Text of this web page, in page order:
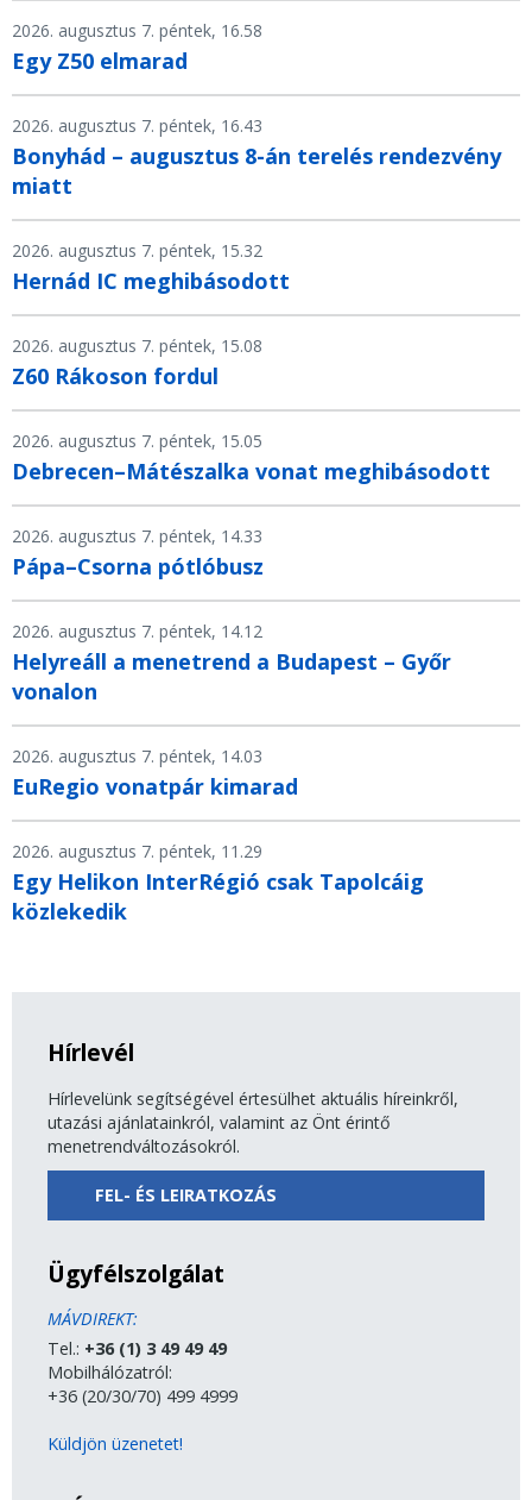
2026. augusztus 7. péntek, 16.58
Egy Z50 elmarad
2026. augusztus 7. péntek, 16.43
Bonyhád – augusztus 8-án terelés rendezvény
miatt
2026. augusztus 7. péntek, 15.32
Hernád IC meghibásodott
2026. augusztus 7. péntek, 15.08
Z60 Rákoson fordul
2026. augusztus 7. péntek, 15.05
Debrecen–Mátészalka vonat meghibásodott
2026. augusztus 7. péntek, 14.33
Pápa–Csorna pótlóbusz
2026. augusztus 7. péntek, 14.12
Helyreáll a menetrend a Budapest – Győr
vonalon
2026. augusztus 7. péntek, 14.03
EuRegio vonatpár kimarad
2026. augusztus 7. péntek, 11.29
Egy Helikon InterRégió csak Tapolcáig
közlekedik
Hírlevél
Hírlevelünk segítségével értesülhet aktuális híreinkről,
utazási ajánlatainkról, valamint az Önt érintő
menetrendváltozásokról.
FEL- ÉS LEIRATKOZÁS
Ügyfélszolgálat
MÁVDIREKT:
Tel.: +36 (1) 3 49 49 49
Mobilhálózatról:
+36 (20/30/70) 499 4999
Küldjön üzenetet!